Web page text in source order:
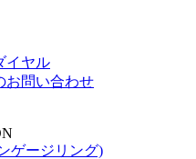
ゲージリング)